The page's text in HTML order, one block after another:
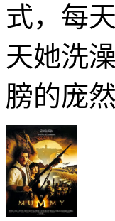
式，每
天她洗
膀的庞